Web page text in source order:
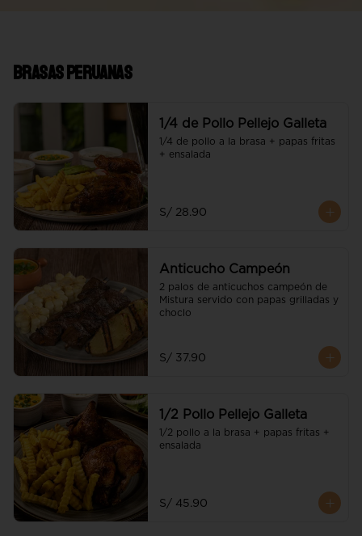
Brasas Peruanas
1/4 de Pollo Pellejo Galleta
1/4 de pollo a la brasa + papas fritas
+ ensalada
S/ 28.90
Anticucho Campeón
2 palos de anticuchos campeón de
Mistura servido con papas grilladas y
choclo
S/ 37.90
1/2 Pollo Pellejo Galleta
1/2 pollo a la brasa + papas fritas +
ensalada
S/ 45.90